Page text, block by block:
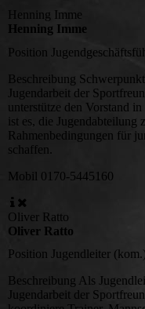
Henning Imme
Henning Imme
Position
Beschreibung
Jugendarbeit der
unterstütze den Vorstand
ist es, die Jugendabteilung
Rahmenbedingungen für
schaffen.
Mobil 0170-5445160
Oliver Ratto
Oliver Ratto
Position Jugendleiter
Beschreibung Als
Jugendarbeit der